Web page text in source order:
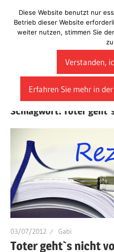
Inhalt
springen
Schlagwort: Toter
03/07/2012 Gabi
Toter geht`s nicht
Diese Website benutzt nur
Betrieb dieser Website
weiter nutzen, stimmen Sie
Verstanden,
Erfahren Sie mehr in